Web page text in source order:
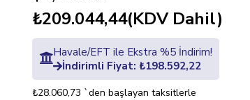
₺209.044,44(KDV Dahil)
Havale/EFT ile Ekstra %5 İndirim!
İndirimli Fiyat: ₺198.592,22
₺28.060,73 `den başlayan taksitlerle